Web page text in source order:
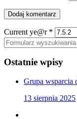
Current ye@r *
Ostatnie wpisy
Grupa wsparcia
13 sierpnia 2025